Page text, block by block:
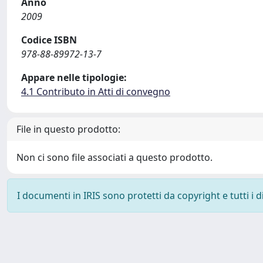
2009
Codice ISBN
978-88-89972-13-7
Appare nelle tipologie:
4.1 Contributo in Atti di convegno
File in questo prodotto:
Non ci sono file associati a questo prodotto.
I documenti in IRIS sono protetti da copyright e tutti i